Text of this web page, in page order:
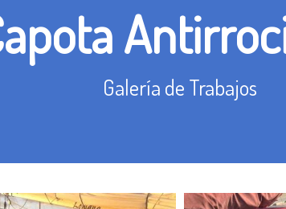
Galería de Trabajos